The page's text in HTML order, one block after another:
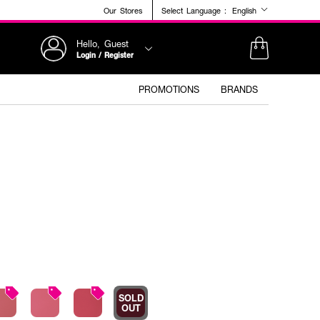
Our Stores Select Language : English
Hello, Guest
Login / Register
PROMOTIONS BRANDS
SOLD
OUT